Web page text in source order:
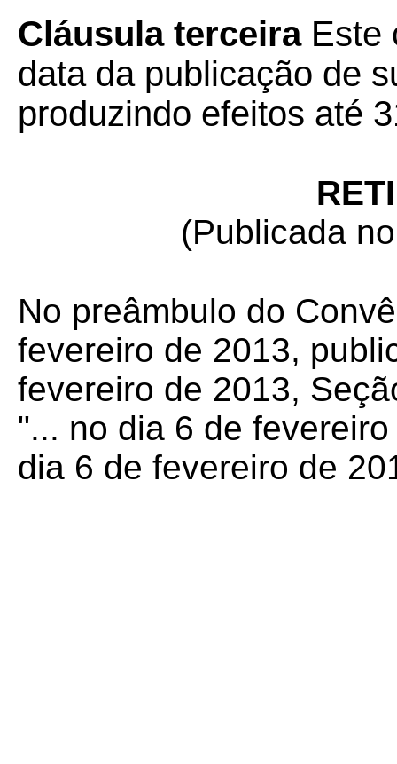
Cláusula terceira Este
data da publicação de
produzindo efeitos até
(Publicada
No preâmbulo do
fevereiro de 2013,
fevereiro de 2013,
"... no dia 6 de
dia 6 de fevereiro de